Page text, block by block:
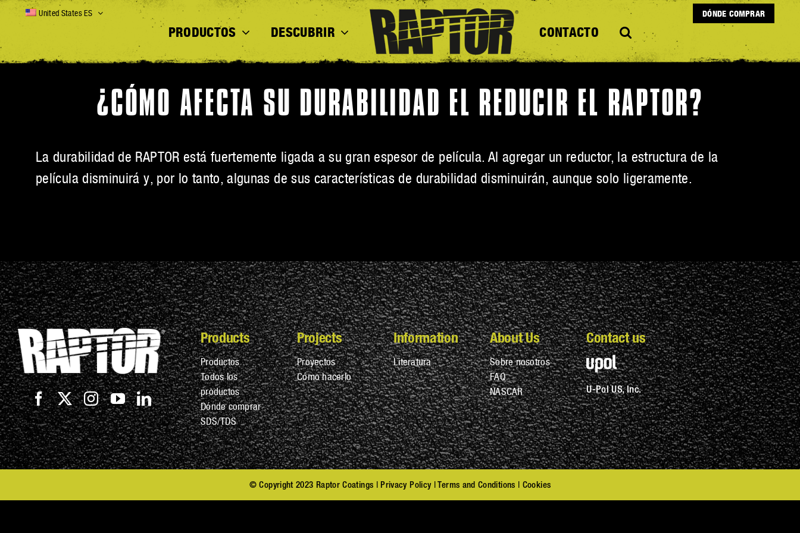
Skip
content
United States ES DÓNDE COMPRAR
PRODUCTOS DESCUBRIR CONTACTO
¿CÓMO AFECTA SU DURABILIDAD EL REDUCIR EL RAPTOR?
La durabilidad de RAPTOR está fuertemente ligada a su gran espesor de película. Al agregar un reductor, la estructura de la
película disminuirá y, por lo tanto, algunas de sus características de durabilidad disminuirán, aunque solo ligeramente.
Products
Productos
Todos los
productos
Dónde comprar
SDS/TDS
Projects
Proyectos
Cómo hacerlo
Information
Literatura
About Us
Sobre nosotros
FAQ
NASCAR
Contact us
U-Pol US, Inc.
© Copyright 2023 Raptor Coatings |Privacy Policy|Terms and Conditions | Cookies